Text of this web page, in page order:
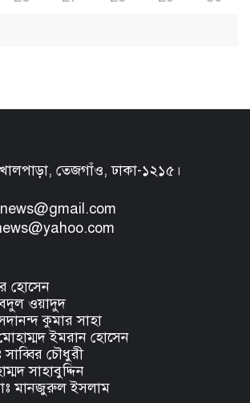
তেজগাঁও, ঢাকা-১২১৫।
হোসেন
ওয়াদুদ
কুমার সাহা
মোহাম্মদ ইমরান হোসেন
চৌধুরী
সাহাবুদ্দিন
মানজুরুল ইসলাম